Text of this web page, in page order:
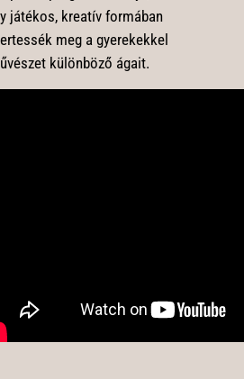
játékos, kreatív formában
meg a gyerekekkel
különböző ágait.